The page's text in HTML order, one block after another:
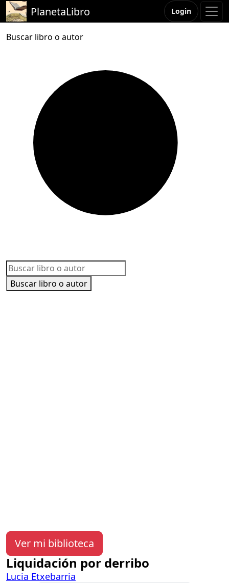
PlanetaLibro Login
Buscar libro o autor
Buscar libro o autor
Ver mi biblioteca
Liquidación por derribo
Lucia Etxebarria